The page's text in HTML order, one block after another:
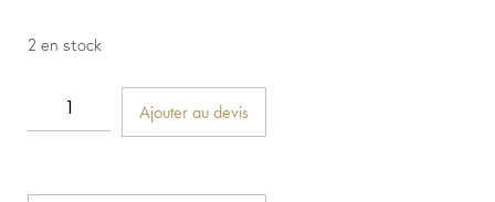
2 en stock
Ajouter au devis